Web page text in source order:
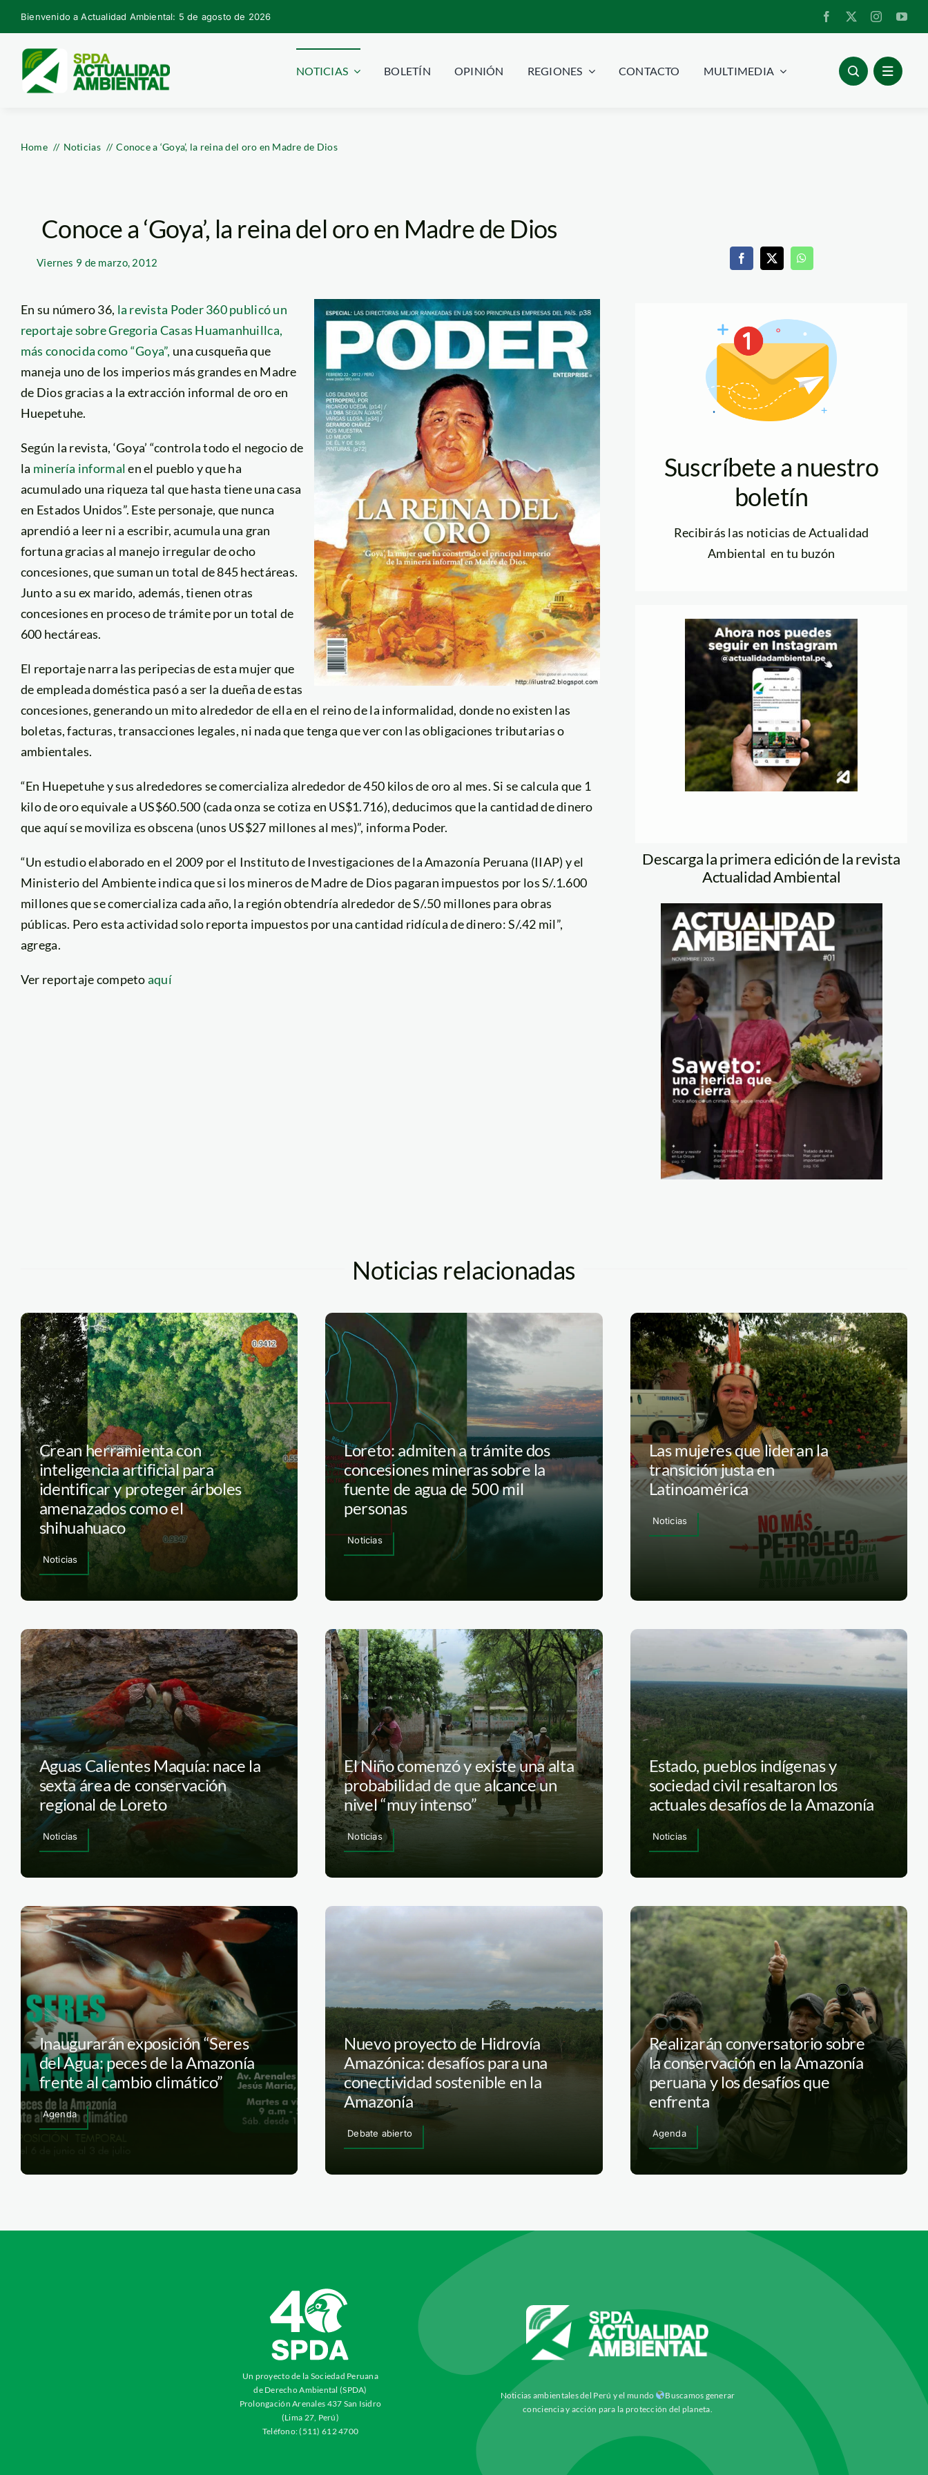
Skip
to
content
Bienvenido a Actualidad Ambiental: 5 de agosto de 2026
NOTICIAS BOLETÍN OPINIÓN REGIONES CONTACTO MULTIMEDIA
Home Noticias Conoce a ‘Goya’, la reina del oro en Madre de Dios
Conoce a ‘Goya’, la reina del oro en Madre de Dios
Viernes 9 de marzo, 2012
En su número 36, la revista Poder 360 publicó un
reportaje sobre Gregoria Casas Huamanhuillca,
más conocida como “Goya”, una cusqueña que
maneja uno de los imperios más grandes en Madre
de Dios gracias a la extracción informal de oro en
Huepetuhe.
Según la revista, ‘Goya’ “controla todo el negocio de
la minería informalen el pueblo y que ha
acumulado una riqueza tal que hasta tiene una casa
en Estados Unidos”. Este personaje, que nunca
aprendió a leer ni a escribir, acumula una gran
fortuna gracias al manejo irregular de ocho
concesiones, que suman un total de 845 hectáreas.
Junto a su ex marido, además, tienen otras
concesiones en proceso de trámite por un total de
600 hectáreas.
El reportaje narra las peripecias de esta mujer que
de empleada doméstica pasó a ser la dueña de estas
concesiones, generando un mito alrededor de ella en el reino de la informalidad, donde no existen las
boletas, facturas, transacciones legales, ni nada que tenga que ver con las obligaciones tributarias o
ambientales.
“En Huepetuhe y sus alrededores se comercializa alrededor de 450 kilos de oro al mes. Si se calcula que 1
kilo de oro equivale a US$60.500 (cada onza se cotiza en US$1.716), deducimos que la cantidad de dinero
que aquí se moviliza es obscena (unos US$27 millones al mes)”, informa Poder.
“Un estudio elaborado en el 2009 por el Instituto de Investigaciones de la Amazonía Peruana (IIAP) y el
Ministerio del Ambiente indica que si los mineros de Madre de Dios pagaran impuestos por los S/.1.600
millones que se comercializa cada año, la región obtendría alrededor de S/.50 millones para obras
públicas. Pero esta actividad solo reporta impuestos por una cantidad ridícula de dinero: S/.42 mil”,
agrega.
Ver reportaje competoaquí
Suscríbete a nuestro
boletín
Recibirás las noticias de Actualidad
Ambiental en tu buzón
Descarga la primera edición de la revista
Actualidad Ambiental
Noticias relacionadas
Crean herramienta con
inteligencia artificial para
identificar y proteger árboles
amenazados como el
shihuahuaco
Noticias
Loreto: admiten a trámite dos
concesiones mineras sobre la
fuente de agua de 500 mil
personas
Noticias
Las mujeres que lideran la
transición justa en
Latinoamérica
Noticias
Aguas Calientes Maquía: nace la
sexta área de conservación
regional de Loreto
Noticias
El Niño comenzó y existe una alta
probabilidad de que alcance un
nivel “muy intenso”
Noticias
Estado, pueblos indígenas y
sociedad civil resaltaron los
actuales desafíos de la Amazonía
Noticias
Inaugurarán exposición “Seres
del Agua: peces de la Amazonía
frente al cambio climático”
Agenda
Nuevo proyecto de Hidrovía
Amazónica: desafíos para una
conectividad sostenible en la
Amazonía
Debate abierto
Realizarán conversatorio sobre
la conservación en la Amazonía
peruana y los desafíos que
enfrenta
Agenda
Un proyecto de la Sociedad Peruana
de Derecho Ambiental (SPDA)
Prolongación Arenales 437 San Isidro
(Lima 27, Perú)
Teléfono: (511) 612 4700
Noticias ambientales del Perú y el mundo
Buscamos generar
conciencia y acción para la protección del planeta.